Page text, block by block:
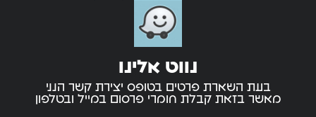
נווט אלינו
בעת השארת פרטים בטופס יצירת קשר הנני
מאשר בזאת קבלת חומרי פרסום במייל ובטלפון